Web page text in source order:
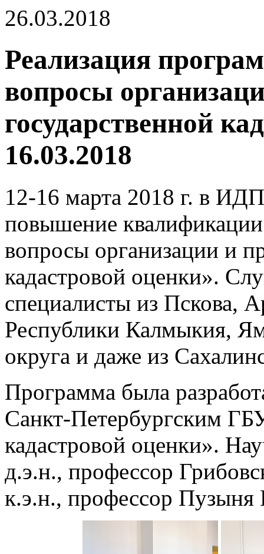
26.03.2018
Реализация
вопросы
государственной
16.03.2018
12-16 марта 2018 г. в
повышение
вопросы организации и
кадастровой оценки».
специалисты из Пскова,
Республики Калмыкия,
округа и даже из
Программа была
Санкт-Петербургским
кадастровой оценки».
д.э.н., профессор
к.э.н., профессор